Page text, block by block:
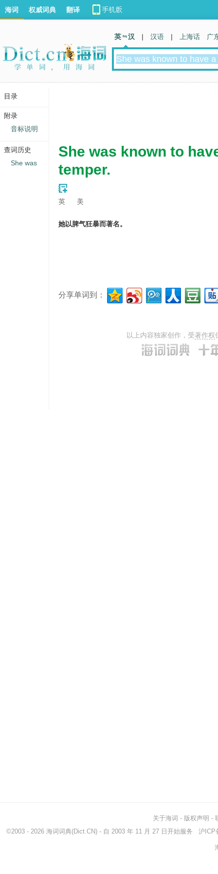
She was known to
temper.
英 美
她以脾气狂暴而著名。
分享单词到：
以上内容独家创作，受著作权
海词 权威词典 翻译
英 汉 | 汉语 | 上海话 广
关于海词 - 版权声明 -
©2003 - 2026 海词词典(Dict.CN) - 自 2003 年 11 月 27 日开始服务 沪ICP
目录
附录
音标说明
查词历史
She was